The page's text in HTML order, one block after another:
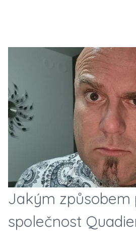
Jakým způsobem
společnost